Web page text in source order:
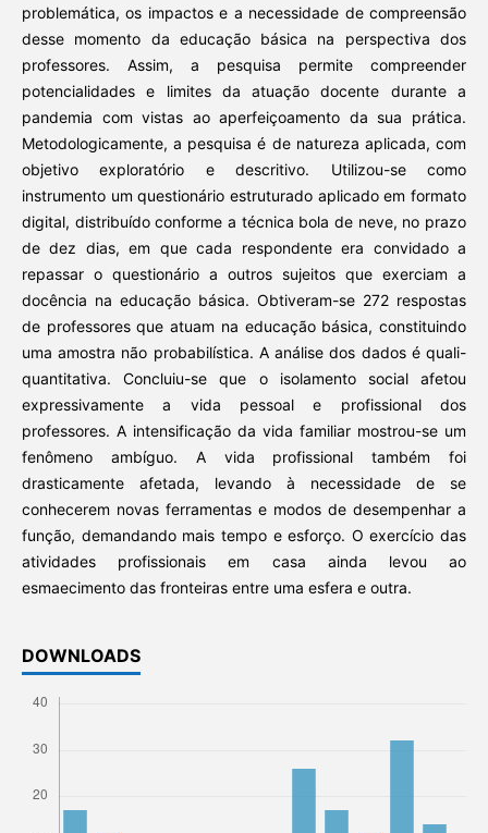
problemática, os impactos e a necessidade de compreensão
desse momento da educação básica na perspectiva dos
professores. Assim, a pesquisa permite compreender
potencialidades e limites da atuação docente durante a
pandemia com vistas ao aperfeiçoamento da sua prática.
Metodologicamente, a pesquisa é de natureza aplicada, com
objetivo exploratório e descritivo. Utilizou-se como
instrumento um questionário estruturado aplicado em formato
digital, distribuído conforme a técnica bola de neve, no prazo
de dez dias, em que cada respondente era convidado a
repassar o questionário a outros sujeitos que exerciam a
docência na educação básica. Obtiveram-se 272 respostas
de professores que atuam na educação básica, constituindo
uma amostra não probabilística. A análise dos dados é quali-
quantitativa. Concluiu-se que o isolamento social afetou
expressivamente a vida pessoal e profissional dos
professores. A intensificação da vida familiar mostrou-se um
fenômeno ambíguo. A vida profissional também foi
drasticamente afetada, levando à necessidade de se
conhecerem novas ferramentas e modos de desempenhar a
função, demandando mais tempo e esforço. O exercício das
atividades profissionais em casa ainda levou ao
esmaecimento das fronteiras entre uma esfera e outra.
DOWNLOADS